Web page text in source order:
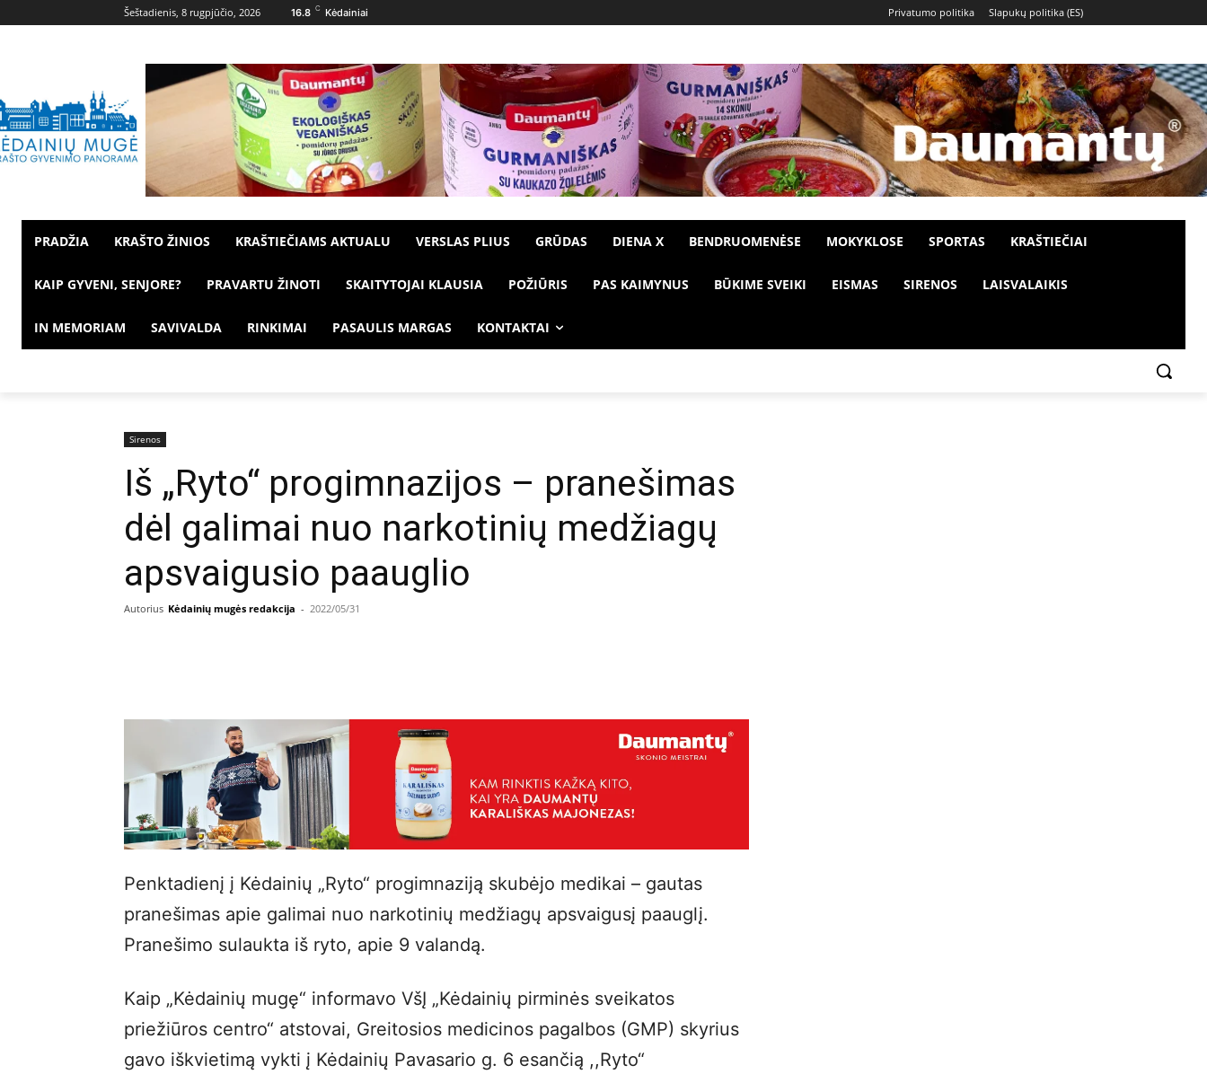
Šeštadienis, 8 rugpjūčio, 2026 16.8 C Kėdainiai Privatumo politika Slapukų politika (ES)
PRADŽIA KRAŠTO ŽINIOS KRAŠTIEČIAMS AKTUALU VERSLAS PLIUS GRŪDAS DIENA X BENDRUOMENĖSE MOKYKLOSE SPORTAS KRAŠTIEČIAI
KAIP GYVENI, SENJORE? PRAVARTU ŽINOTI SKAITYTOJAI KLAUSIA POŽIŪRIS PAS KAIMYNUS BŪKIME SVEIKI EISMAS SIRENOS LAISVALAIKIS
IN MEMORIAM SAVIVALDA RINKIMAI PASAULIS MARGAS KONTAKTAI
Sirenos
Iš „Ryto“ progimnazijos – pranešimas
dėl galimai nuo narkotinių medžiagų
apsvaigusio paauglio
Autorius Kėdainių mugės redakcija - 2022/05/31
Penktadienį į Kėdainių „Ryto“ progimnaziją skubėjo medikai – gautas
pranešimas apie galimai nuo narkotinių medžiagų apsvaigusį paauglį.
Pranešimo sulaukta iš ryto, apie 9 valandą.
Kaip „Kėdainių mugę“ informavo VšĮ „Kėdainių pirminės sveikatos
priežiūros centro“ atstovai, Greitosios medicinos pagalbos (GMP) skyrius
gavo iškvietimą vykti į Kėdainių Pavasario g. 6 esančią ,,Ryto“